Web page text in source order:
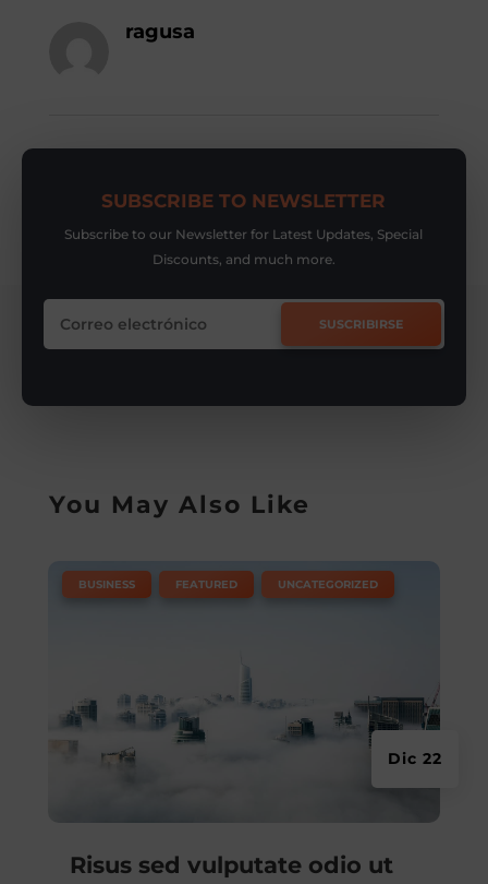
ragusa
SUBSCRIBE TO NEWSLETTER
Subscribe to our Newsletter for Latest Updates, Special
Discounts, and much more.
SUSCRIBIRSE
You May Also Like
Risus sed vulputate odio ut
Dic 22
BUSINESS FEATURED UNCATEGORIZED